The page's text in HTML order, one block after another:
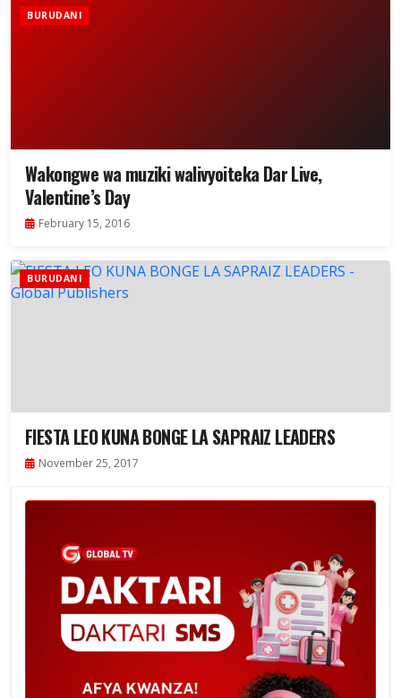
BURUDANI
Wakongwe wa muziki walivyoiteka Dar Live,
Valentine’s Day
February 15, 2016
BURUDANI
FIESTA LEO KUNA BONGE LA SAPRAIZ LEADERS
November 25, 2017